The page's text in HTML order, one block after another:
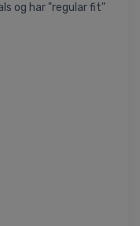
og har "regular fit"